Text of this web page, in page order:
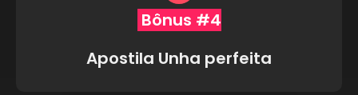
Bônus #4
Apostila Unha perfeita